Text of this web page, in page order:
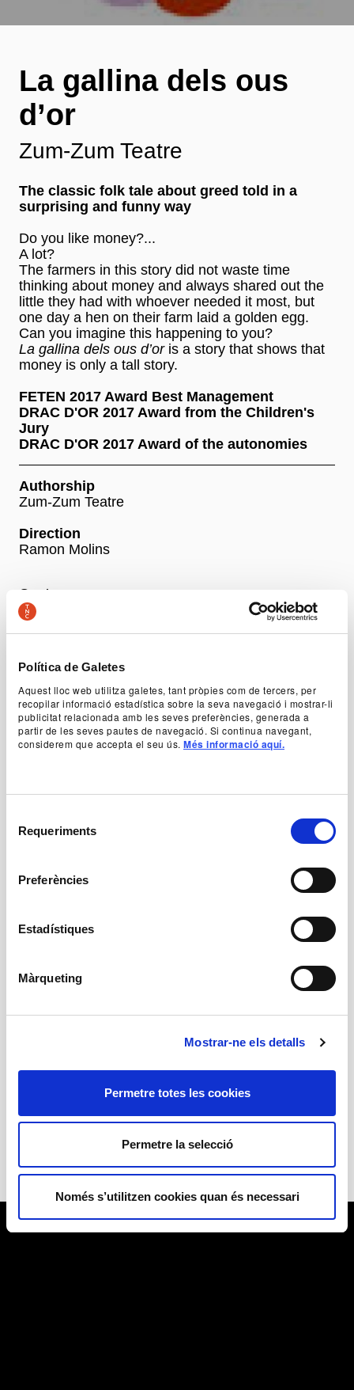
Política de Galetes
Aquest lloc web utilitza galetes, tant pròpies com de tercers, per
recopilar informació estadística sobre la seva navegació i mostrar-li
publicitat relacionada amb les seves preferències, generada a
partir de les seves pautes de navegació. Si continua navegant,
considerem que accepta el seu ús. Més informació aquí.
Requeriments
Preferències
Estadístiques
Màrqueting
Mostrar-ne els detalls
Permetre totes les cookies
Permetre la selecció
Només s’utilitzen cookies quan és necessari
La gallina dels ous
d’or
Zum-Zum Teatre
The classic folk tale about greed told in a
surprising and funny way
Do you like money?...
A lot?
The farmers in this story did not waste time
thinking about money and always shared out the
little they had with whoever needed it most, but
one day a hen on their farm laid a golden egg.
Can you imagine this happening to you?
La gallina dels ous d’oris a story that shows that
money is only a tall story.
FETEN 2017 Award Best Management
DRAC D'OR 2017 Award from the Children's
Jury
DRAC D'OR 2017 Award of the autonomies
Authorship
Zum-Zum Teatre
Direction
Ramon Molins
Cast
Begonya Ferrer / Ares Piqué i Ramon Molins /
Albert Garcia / Víctor Polo
Prices
General information
Recommended school levels: primary school pupils
Service as a useful tool for the training and cultural
development of children and youths.
functions and school activities aimed at children and
primary.
Saturday 17 h
4 years and above
Recommended age
4 years and above